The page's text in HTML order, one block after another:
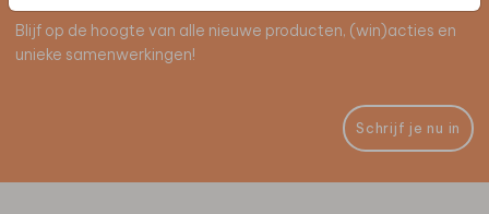
Blijf op de hoogte van alle nieuwe producten, (win)acties en
unieke samenwerkingen!
Schrijf je nu in